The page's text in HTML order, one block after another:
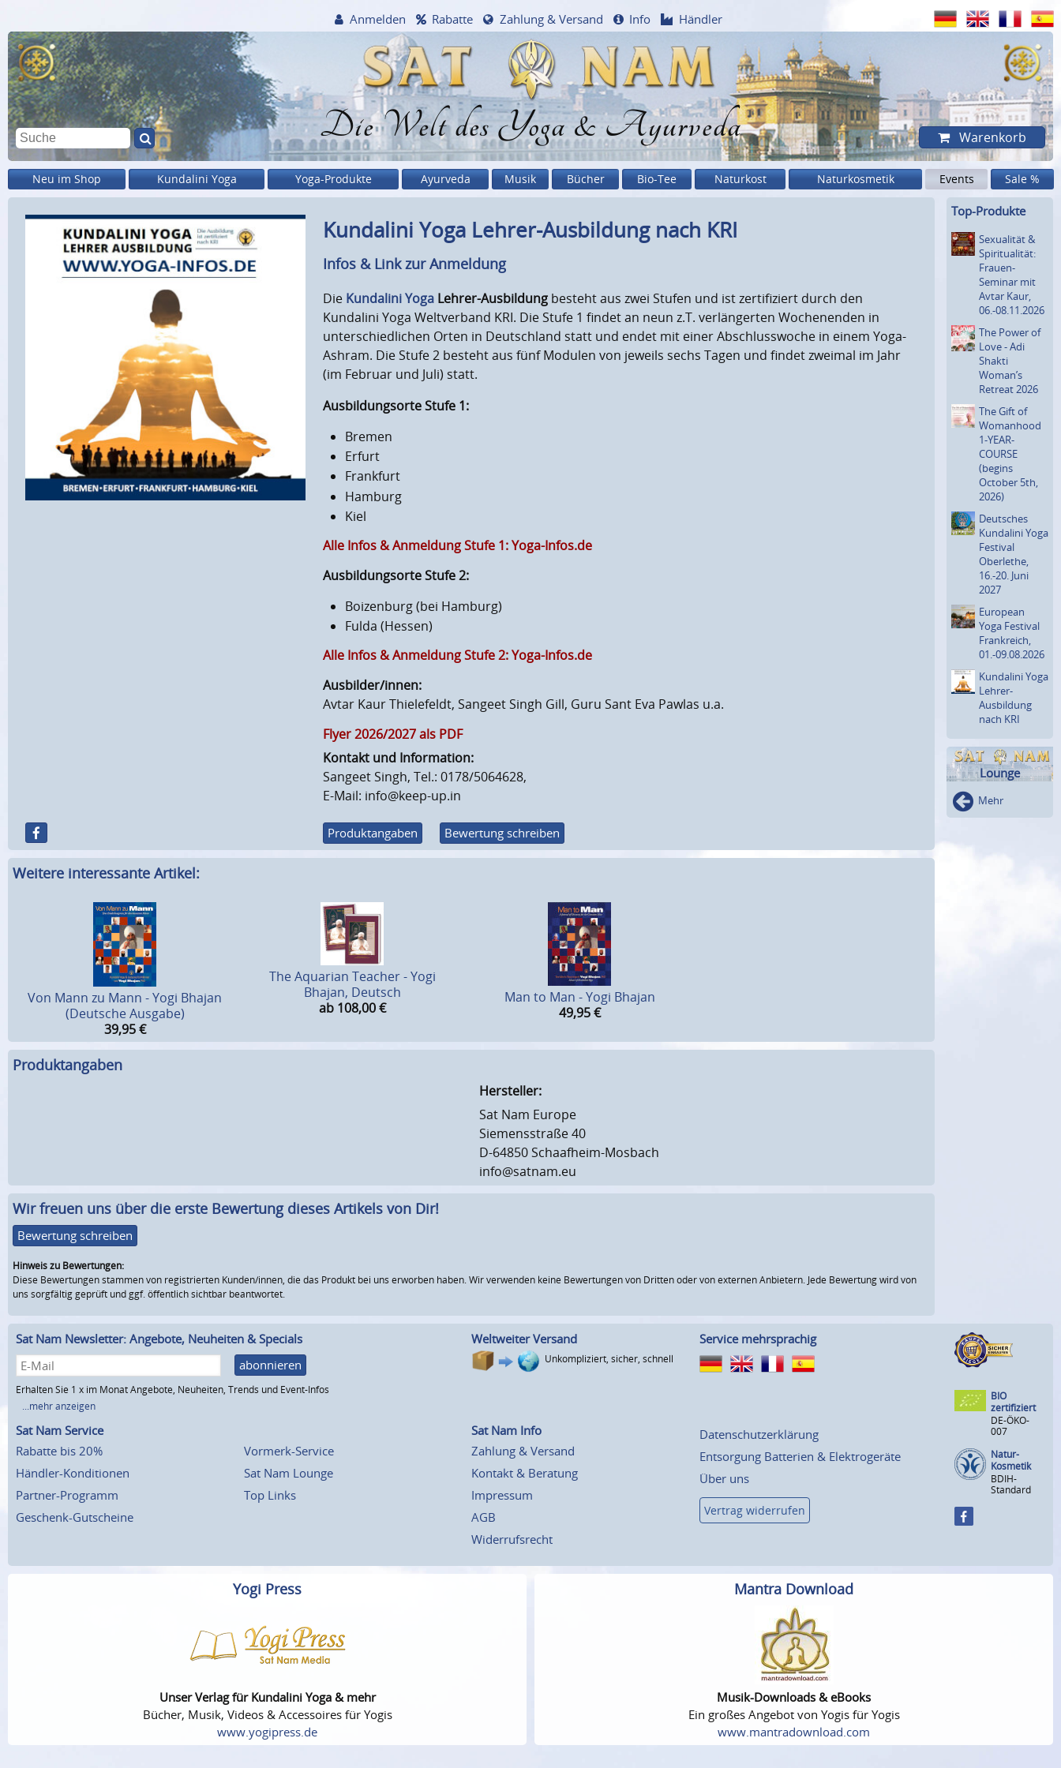
Die Welt des Yoga & Ayurveda
Anmelden Rabatte Zahlung & Versand Info Händler
Warenkorb
Neu im Shop Kundalini Yoga Yoga-Produkte Ayurveda Musik Bücher Bio-Tee Naturkost Naturkosmetik Events Sale %
Kundalini Yoga Lehrer-Ausbildung nach KRI
Infos & Link zur Anmeldung
Die Kundalini YogaLehrer-Ausbildung besteht aus zwei Stufen und ist zertifiziert durch den
Kundalini Yoga Weltverband KRI. Die Stufe 1 findet an neun z.T. verlängerten Wochenenden in
unterschiedlichen Orten in Deutschland statt und endet mit einer Abschlusswoche in einem Yoga-
Ashram. Die Stufe 2 besteht aus fünf Modulen von jeweils sechs Tagen und findet zweimal im Jahr
(im Februar und Juli) statt.
Ausbildungsorte Stufe 1:
Bremen
Erfurt
Frankfurt
Hamburg
Kiel
Alle Infos & Anmeldung Stufe 1: Yoga-Infos.de
Ausbildungsorte Stufe 2:
Boizenburg (bei Hamburg)
Fulda (Hessen)
Alle Infos & Anmeldung Stufe 2: Yoga-Infos.de
Ausbilder/innen:
Avtar Kaur Thielefeldt, Sangeet Singh Gill, Guru Sant Eva Pawlas u.a.
Flyer 2026/2027 als PDF
Kontakt und Information:
Sangeet Singh, Tel.: 0178/5064628,
E-Mail: info@keep-up.in
Produktangaben Bewertung schreiben
Weitere interessante Artikel:
Von Mann zu Mann - Yogi Bhajan
(Deutsche Ausgabe)
39,95 €
The Aquarian Teacher - Yogi
Bhajan, Deutsch
ab 108,00 €
Man to Man - Yogi Bhajan
49,95 €
Produktangaben
Hersteller:
Sat Nam Europe
Siemensstraße 40
D-64850 Schaafheim-Mosbach
info@satnam.eu
Wir freuen uns über die erste Bewertung dieses Artikels von Dir!
Bewertung schreiben
Hinweis zu Bewertungen:
Diese Bewertungen stammen von registrierten Kunden/innen, die das Produkt bei uns erworben haben. Wir verwenden keine Bewertungen von Dritten oder von externen Anbietern. Jede Bewertung wird von
uns sorgfältig geprüft und ggf. öffentlich sichtbar beantwortet.
Top-Produkte
Sexualität &
Spiritua­lität:
Frauen-
Seminar mit
Avtar Kaur,
06.-08.11.2026
The Power of
Love - Adi
Shakti
Woman’s
Retreat 2026
The Gift of
Womanhood
1-YEAR-
COURSE
(begins
October 5th,
2026)
Deutsches
Kundalini Yoga
Festival
Oberlethe,
16.-20. Juni
2027
European
Yoga Festival
Fran­kreich,
01.-09.08.2026
Kundalini Yoga
Lehrer-
Ausbildung
nach KRI
Lounge
Mehr
Sat Nam Newsletter: Angebote, Neuheiten & Specials
abonnieren
Erhalten Sie 1 x im Monat Angebote, Neuheiten, Trends und Event-Infos
...mehr anzeigen
Weltweiter Versand
Unkompliziert, sicher, schnell
Service mehrsprachig
Sat Nam Service
Rabatte bis 20%
Händler-Konditionen
Partner-Programm
Geschenk-Gutscheine
Vormerk-Service
Sat Nam Lounge
Top Links
Sat Nam Info
Zahlung & Versand
Kontakt & Beratung
Impressum
AGB
Widerrufsrecht
Datenschutzerklärung
Entsorgung Batterien & Elektrogeräte
Über uns
Vertrag widerrufen
BIO
zertifiziert
DE-ÖKO-
007
Natur-
Kosmetik
BDIH-
Standard
Yogi Press
Unser Verlag für Kundalini Yoga & mehr
Bücher, Musik, Videos & Accessoires für Yogis
www.yogipress.de
Mantra Download
Musik-Downloads & eBooks
Ein großes Angebot von Yogis für Yogis
www.mantradownload.com